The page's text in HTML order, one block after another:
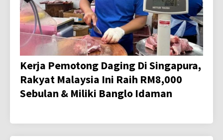
Kerja Pemotong Daging Di Singapura,
Rakyat Malaysia Ini Raih RM8,000
Sebulan & Miliki Banglo Idaman